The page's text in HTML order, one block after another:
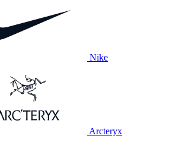
Nike
Arcteryx